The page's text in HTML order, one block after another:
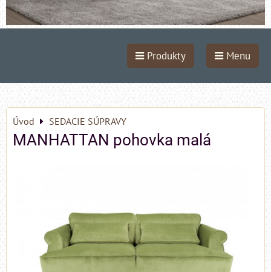
Produkty Menu
Úvod SEDACIE SÚPRAVY
MANHATTAN pohovka malá